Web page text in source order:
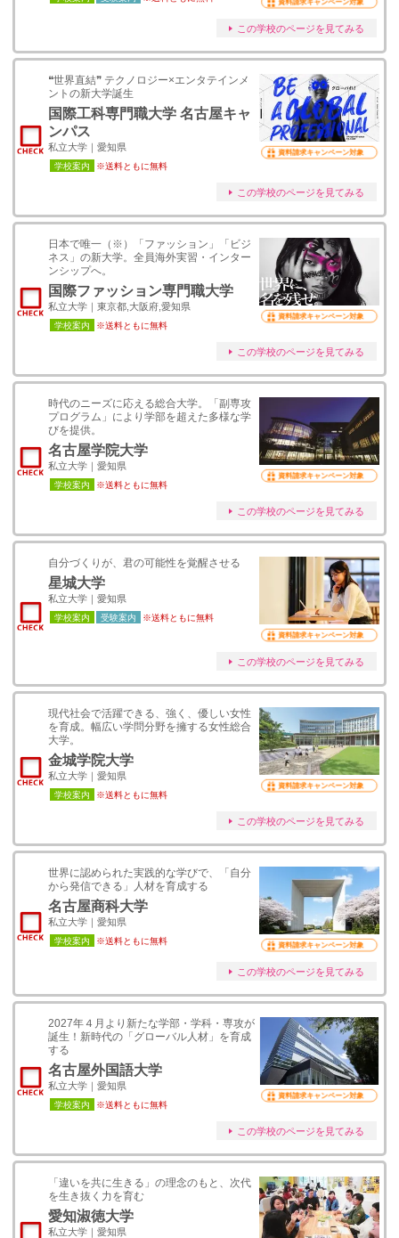
資料請求キャンペーン対象
この学校のページを見てみる
❝世界直結❞ テクノロジー×エンタテインメ
ントの新大学誕生
国際工科専門職大学 名古屋キャ
ンパス
私立大学｜愛知県
学校案内 ※送料ともに無料
資料請求キャンペーン対象
この学校のページを見てみる
日本で唯一（※）「ファッション」「ビジ
ネス」の新大学。全員海外実習・インター
ンシップへ。
国際ファッション専門職大学
私立大学｜東京都,大阪府,愛知県
学校案内 ※送料ともに無料
資料請求キャンペーン対象
この学校のページを見てみる
時代のニーズに応える総合大学。「副専攻
プログラム」により学部を超えた多様な学
びを提供。
名古屋学院大学
私立大学｜愛知県
学校案内 ※送料ともに無料
資料請求キャンペーン対象
この学校のページを見てみる
自分づくりが、君の可能性を覚醒させる
星城大学
私立大学｜愛知県
学校案内 受験案内 ※送料ともに無料
資料請求キャンペーン対象
この学校のページを見てみる
現代社会で活躍できる、強く、優しい女性
を育成。幅広い学問分野を擁する女性総合
大学。
金城学院大学
私立大学｜愛知県
学校案内 ※送料ともに無料
資料請求キャンペーン対象
この学校のページを見てみる
世界に認められた実践的な学びで、「自分
から発信できる」人材を育成する
名古屋商科大学
私立大学｜愛知県
学校案内 ※送料ともに無料 資料請求キャンペーン対象
この学校のページを見てみる
2027年４月より新たな学部・学科・専攻が
誕生！新時代の「グローバル人材」を育成
する
名古屋外国語大学
私立大学｜愛知県
学校案内 ※送料ともに無料
資料請求キャンペーン対象
この学校のページを見てみる
「違いを共に生きる」の理念のもと、次代
を生き抜く力を育む
愛知淑徳大学
私立大学｜愛知県